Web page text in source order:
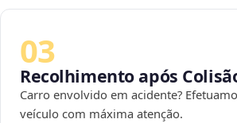
03
Recolhimento após
Carro envolvido em acidente?
veículo com máxima atenção.